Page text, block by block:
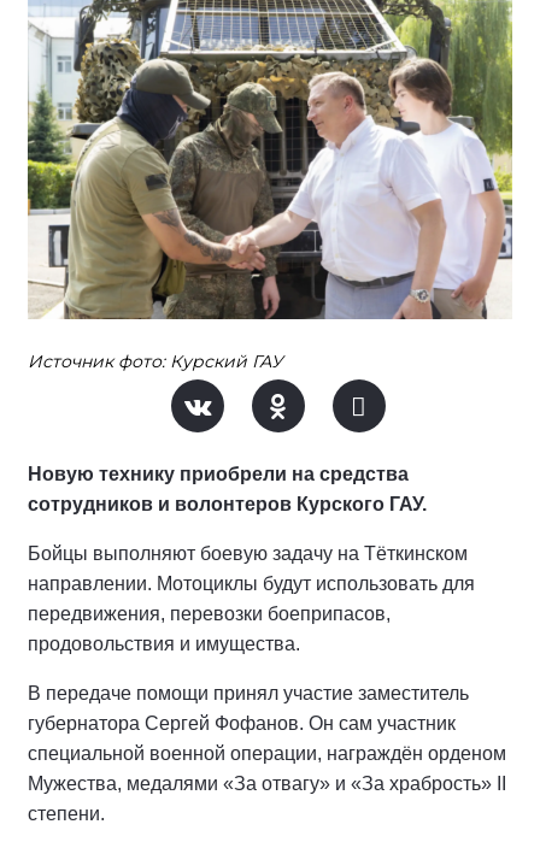
Источник фото: Курский ГАУ
Новую технику приобрели на средства
сотрудников и волонтеров Курского ГАУ.
Бойцы выполняют боевую задачу на Тёткинском
направлении. Мотоциклы будут использовать для
передвижения, перевозки боеприпасов,
продовольствия и имущества.
В передаче помощи принял участие заместитель
губернатора Сергей Фофанов. Он сам участник
специальной военной операции, награждён орденом
Мужества, медалями «За отвагу» и «За храбрость» II
степени.